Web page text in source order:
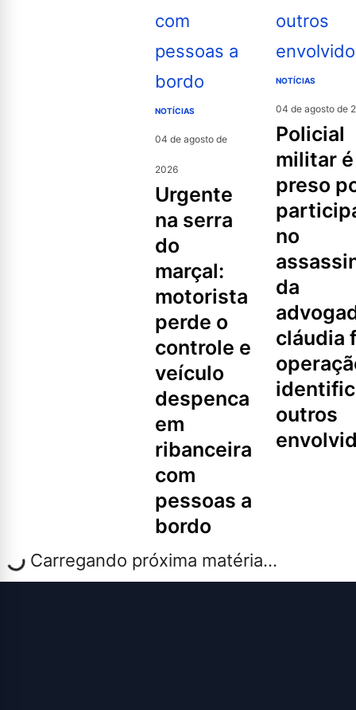
NOTÍCIAS
04 de agosto de
2026
urgente
na serra
do
marçal:
motorista
perde o
controle e
veículo
despenca
em
ribanceira
com
pessoas a
bordo
NOTÍCIAS
04 de agosto de
policial
militar é
preso
no
da
cláudia
outros
Carregando próxima matéria...